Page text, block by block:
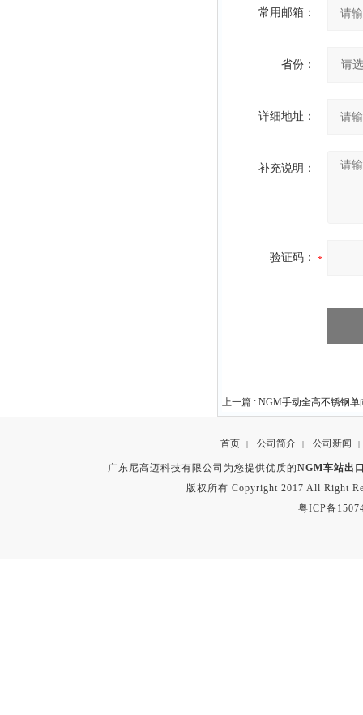
常用邮箱：
省份：
详细地址：
补充说明：
验证码：
上一篇 : NGM手动全高不锈钢单
首页 | 公司简介 | 公司新闻 |
广东尼高迈科技有限公司为您提供优质的NGM车站出
版权所有 Copyright 2017 All Right
粤ICP备